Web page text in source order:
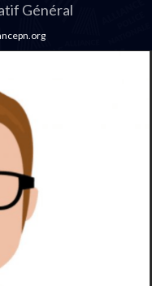
Général